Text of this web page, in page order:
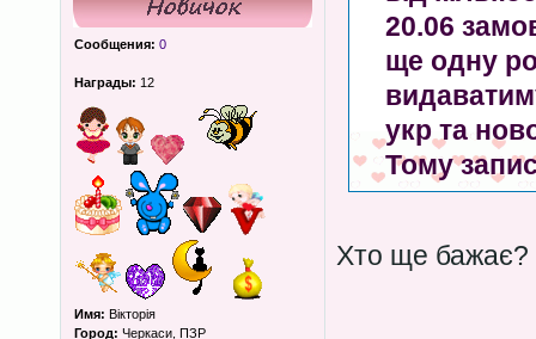
Сообщения: 0
Награды: 12
Имя: Вікторія
Город: Черкаси, ПЗР
20.06
ще одну
укр та
Тому
Хто ще бажає?